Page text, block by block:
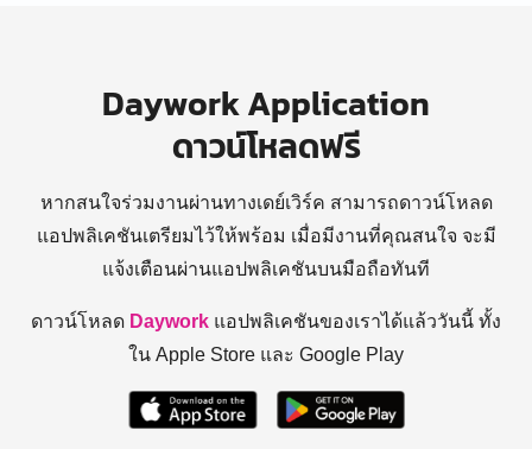
Daywork Application
ดาวน์โหลดฟรี
หากสนใจร่วมงานผ่านทางเดย์เวิร์ค สามารถดาวน์โหลด
แอปพลิเคชันเตรียมไว้ให้พร้อม เมื่อมีงานที่คุณสนใจ จะมี
แจ้งเตือนผ่านแอปพลิเคชันบนมือถือทันที
ดาวน์โหลด Daywork แอปพลิเคชันของเราได้แล้ววันนี้ ทั้ง
ใน Apple Store และ Google Play